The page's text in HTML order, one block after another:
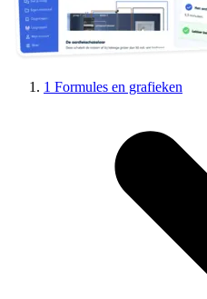
1 Formules en grafieken